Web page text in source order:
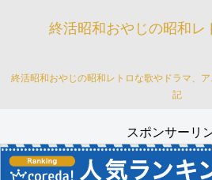
終活昭和おやじの昭和レ
終活昭和おやじの昭和レトロな歌やドラマ、
記
スポンサーリ